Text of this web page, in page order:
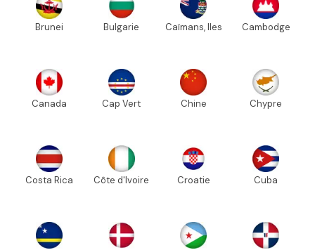
Brunei Bulgarie Caïmans, Iles Cambodge
Canada Cap Vert Chine Chypre
Costa Rica Côte d'Ivoire Croatie Cuba